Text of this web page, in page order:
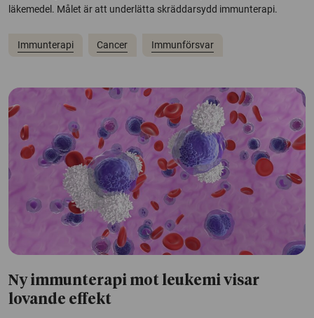
läkemedel. Målet är att underlätta skräddarsydd immunterapi.
Immunterapi Cancer Immunförsvar
Ny immunterapi mot leukemi visar
lovande effekt